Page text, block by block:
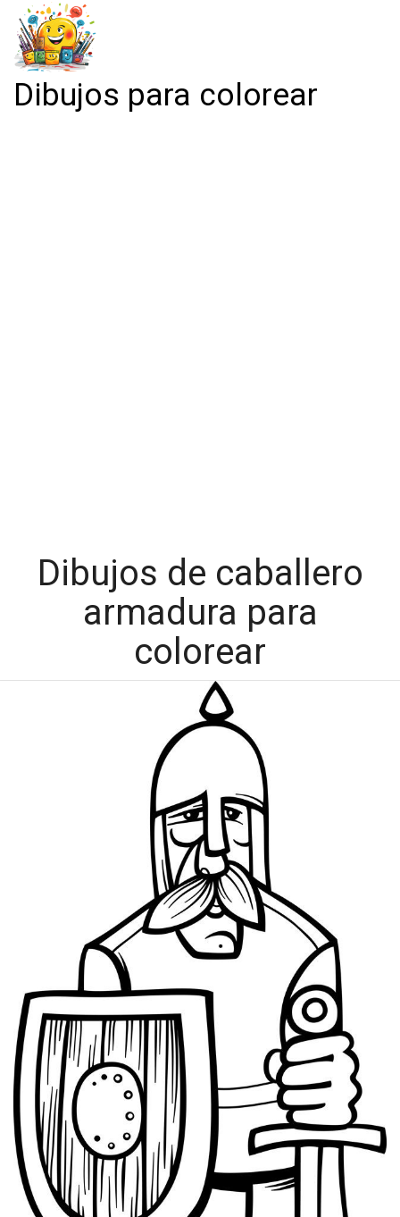
Dibujos para colorear
Dibujos de caballero
armadura para
colorear